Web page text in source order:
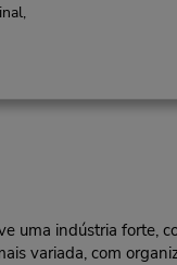
uma indústria forte,
variada, com